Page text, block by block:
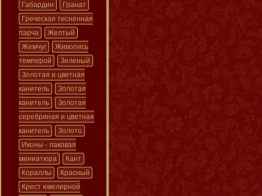
Габардин
Гранат
Греческая тисненная
парча
Желтый
Жемчуг
Живопись
темперой
Зеленый
Золотая и цветная
канитель
Золотая
канитель
Золотая
серебряная и цветная
канитель
Золото
Иконы - лаковая
миниатюра
Кант
Кораллы
Красный
Крест ювелирной